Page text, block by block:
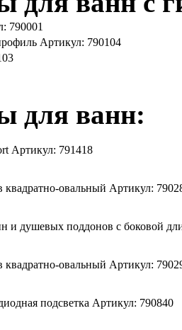
790001
Артикул: 790104
для ванн:
Артикул: 791418
квадратно-овальный Артикул:
и душевых поддонов с боковой
квадратно-овальный Артикул:
подсветка Артикул: 790840